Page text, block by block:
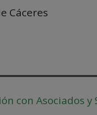
Cáceres
con Asociados